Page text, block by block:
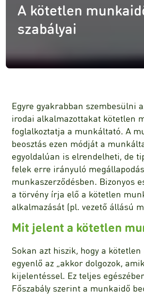
A kötetlen
szabályai
Egyre gyakrabban szembesülni
irodai alkalmazottakat kötetlen
foglalkoztatja a munkáltató. A
beosztás ezen módját a
egyoldalúan is elrendelheti, de
felek erre irányuló
munkaszerződésben. Bizonyos
a törvény írja elő a kötetlen
alkalmazását (pl. vezető állású
Mit jelent a kötetlen
Sokan azt hiszik, hogy a
egyenlő az „akkor dolgozok,
kijelentéssel. Ez teljes
Főszabály szerint a munkaidő